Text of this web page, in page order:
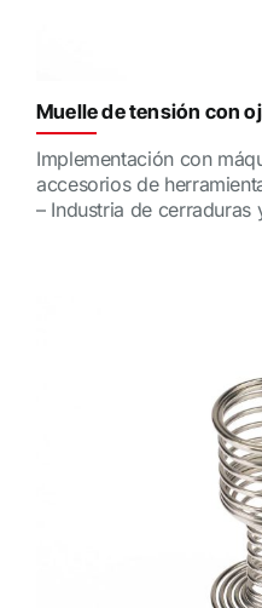
Muelle de tensión con
Implementación con
accesorios de
– Industria de cerraduras